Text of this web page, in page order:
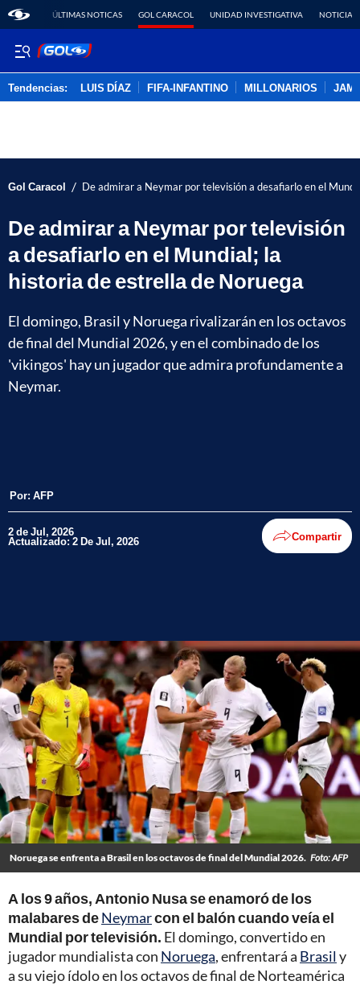
ÚLTIMAS NOTICAS GOL CARACOL UNIDAD INVESTIGATIVA NOTICIAS
Tendencias: LUIS DÍAZ FIFA-INFANTINO MILLONARIOS
Gol Caracol / De admirar a Neymar por televisión a desafiarlo en el
De admirar a Neymar por televisión
a desafiarlo en el Mundial; la
historia de estrella de Noruega
El domingo, Brasil y Noruega rivalizarán en los octavos
de final del Mundial 2026, y en el combinado de los
'vikingos' hay un jugador que admira profundamente a
Neymar.
Por: AFP
2 de Jul, 2026
Actualizado: 2 De Jul, 2026 Compartir
Noruega se enfrenta a Brasil en los octavos de final del Mundial 2026. Foto: AFP
A los 9 años, Antonio Nusa se enamoró de los
malabares deNeymarcon el balón cuando veía el
Mundial por televisión. El domingo, convertido en
jugador mundialista con Noruega, enfrentará a Brasily
a su viejo ídolo en los octavos de final de Norteamérica